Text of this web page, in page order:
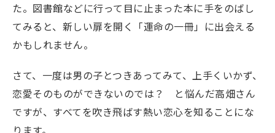
た。図書館などに行って目に止まった本に手をのばし
てみると、新しい扉を開く「運命の一冊」に出会える
かもしれません。
さて、一度は男の子とつきあってみて、上手くいかず、
恋愛そのものができないのでは？ と悩んだ高畑さん
ですが、すべてを吹き飛ばす熱い恋心を知ることにな